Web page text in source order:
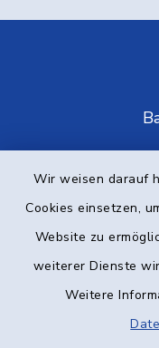
Wir weisen darauf
Cookies einsetzen,
Website zu
weiterer Dienste
Weitere